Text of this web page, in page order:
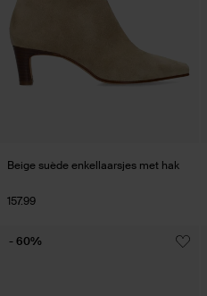
Beige suède enkellaarsjes met hak
157.99
- 60%